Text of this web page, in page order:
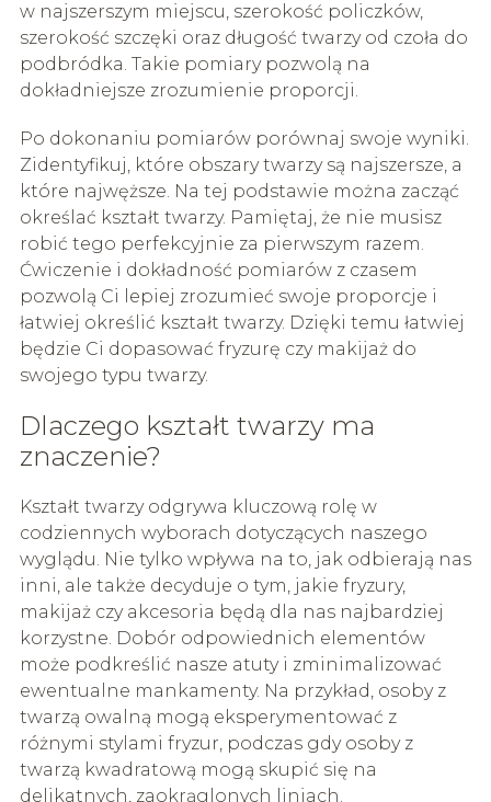
w najszerszym miejscu, szerokość policzków,
szerokość szczęki oraz długość twarzy od czoła do
podbródka. Takie pomiary pozwolą na
dokładniejsze zrozumienie proporcji.
Po dokonaniu pomiarów porównaj swoje wyniki.
Zidentyfikuj, które obszary twarzy są najszersze, a
które najwęższe. Na tej podstawie można zacząć
określać kształt twarzy. Pamiętaj, że nie musisz
robić tego perfekcyjnie za pierwszym razem.
Ćwiczenie i dokładność pomiarów z czasem
pozwolą Ci lepiej zrozumieć swoje proporcje i
łatwiej określić kształt twarzy. Dzięki temu łatwiej
będzie Ci dopasować fryzurę czy makijaż do
swojego typu twarzy.
Dlaczego kształt twarzy ma
znaczenie?
Kształt twarzy odgrywa kluczową rolę w
codziennych wyborach dotyczących naszego
wyglądu. Nie tylko wpływa na to, jak odbierają nas
inni, ale także decyduje o tym, jakie fryzury,
makijaż czy akcesoria będą dla nas najbardziej
korzystne. Dobór odpowiednich elementów
może podkreślić nasze atuty i zminimalizować
ewentualne mankamenty. Na przykład, osoby z
twarzą owalną mogą eksperymentować z
różnymi stylami fryzur, podczas gdy osoby z
twarzą kwadratową mogą skupić się na
delikatnych, zaokrąglonych liniach.